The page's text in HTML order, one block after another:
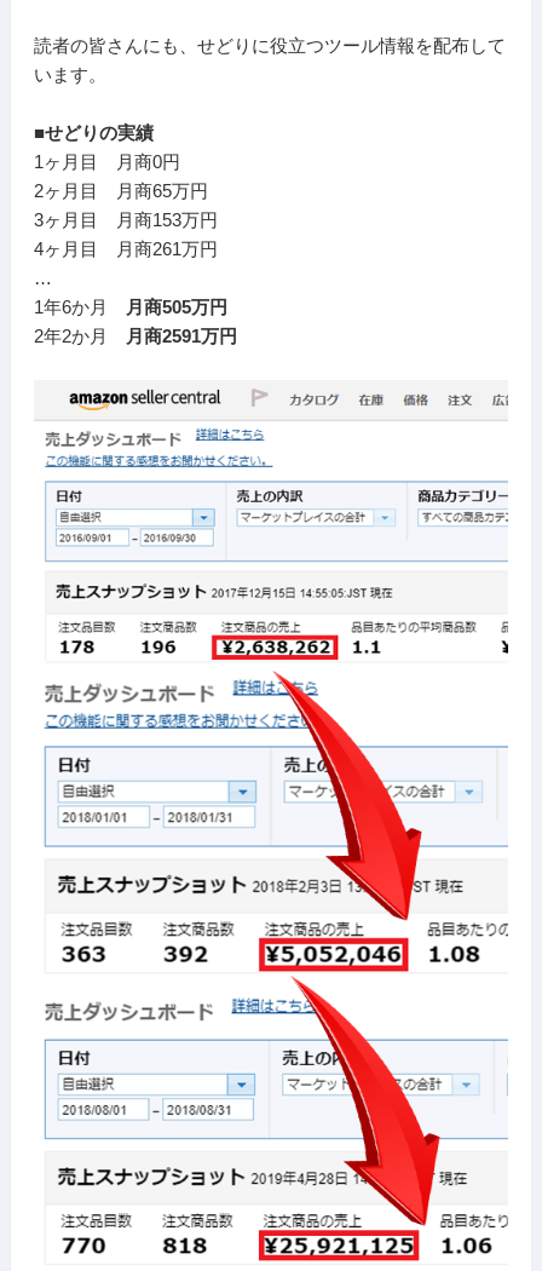
読者の皆さんにも、せどりに役立つツール情報を配布して
います。
■せどりの実績
1ヶ月目 月商0円
2ヶ月目 月商65万円
3ヶ月目 月商153万円
4ヶ月目 月商261万円
…
1年6か月
月商505万円
2年2か月
月商2591万円